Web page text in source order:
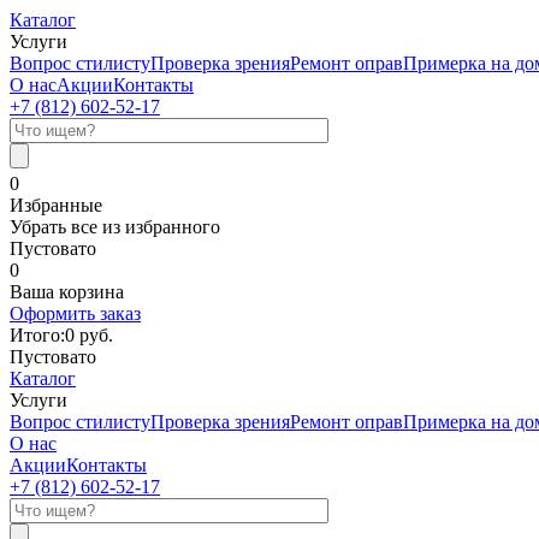
Каталог
Услуги
Вопрос стилистуПроверка зренияРемонт оправПримерка на
О насАкцииКонтакты
+7 (812) 602-52-17
0
Избранные
Убрать все из избранного
Пустовато
0
Ваша корзина
Оформить заказ
Итого:0 руб.
Пустовато
Каталог
Услуги
Вопрос стилистуПроверка зренияРемонт оправПримерка на
О нас
АкцииКонтакты
+7 (812) 602-52-17